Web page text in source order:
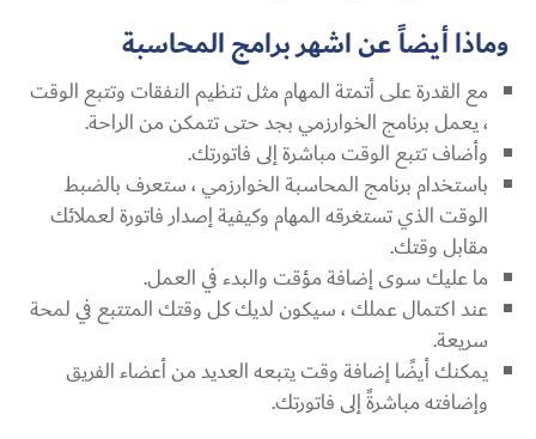
وماذا أيضاً عناشهر برامج المحاسبة
مع القدرة على أتمتة المهام مثل تنظيم النفقات وتتبع الوقت
، يعمل برنامج الخوارزمي بجد حتى تتمكن من الراحة.
وأضاف تتبع الوقت مباشرة إلى فاتورتك.
باستخدام برنامج المحاسبة الخوارزمي ، ستعرف بالضبط
الوقت الذي تستغرقه المهام وكيفية إصدار فاتورة لعملائك
مقابل وقتك.
ما عليك سوى إضافة مؤقت والبدء في العمل.
عند اكتمال عملك ، سيكون لديك كل وقتك المتتبع في لمحة
سريعة.
يمكنك أيضًا إضافة وقت يتبعه العديد من أعضاء الفريق
وإضافته مباشرةً إلى فاتورتك.